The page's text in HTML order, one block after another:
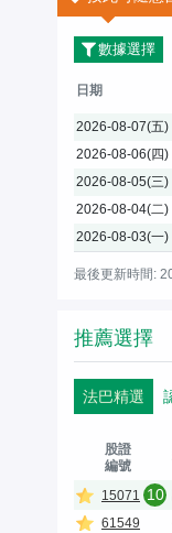
數據選擇
日期
2026-08-07(五)
2026-08-06(四)
2026-08-05(三)
2026-08-04(二)
2026-08-03(一)
最後更新時間:
推薦選擇
法巴精選
股證
編號
15071 10
61549